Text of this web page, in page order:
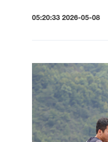
05:20:33 2026-05-08